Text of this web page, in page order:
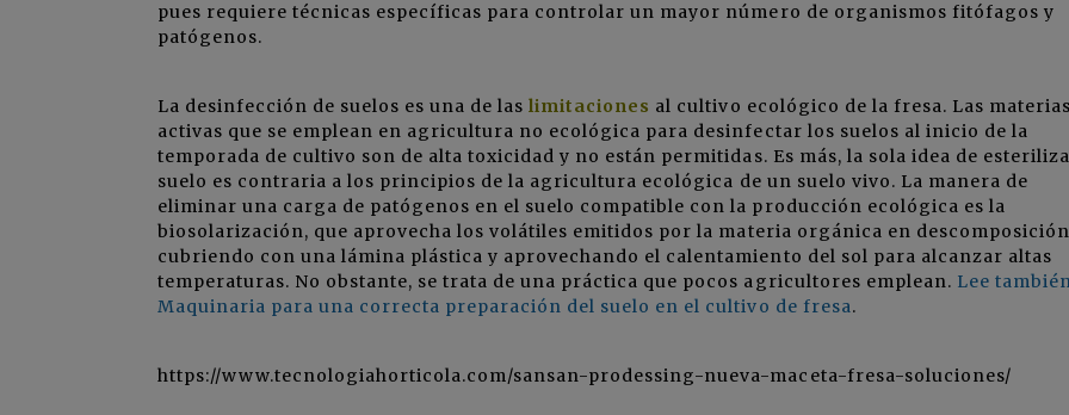
pues requiere técnicas específicas para controlar un mayor número de organismos fitófagos y
patógenos.
La desinfección de suelos es una de las limitaciones al cultivo ecológico de la fresa. Las
activas que se emplean en agricultura no ecológica para desinfectar los suelos al inicio de la
temporada de cultivo son de alta toxicidad y no están permitidas. Es más, la sola idea de
suelo es contraria a los principios de la agricultura ecológica de un suelo vivo. La manera de
eliminar una carga de patógenos en el suelo compatible con la producción ecológica es la
biosolarización, que aprovecha los volátiles emitidos por la materia orgánica en
cubriendo con una lámina plástica y aprovechando el calentamiento del sol para alcanzar altas
temperaturas. No obstante, se trata de una práctica que pocos agricultores emplean. Lee
Maquinaria para una correcta preparación del suelo en el cultivo de fresa.
https://www.tecnologiahorticola.com/sansan-prodessing-nueva-maceta-fresa-soluciones/